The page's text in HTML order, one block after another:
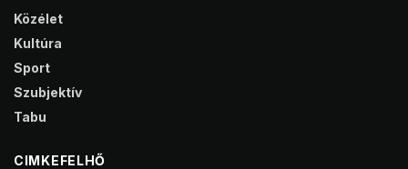
Közélet
Kultúra
Sport
Szubjektív
Tabu
CIMKEFELHŐ